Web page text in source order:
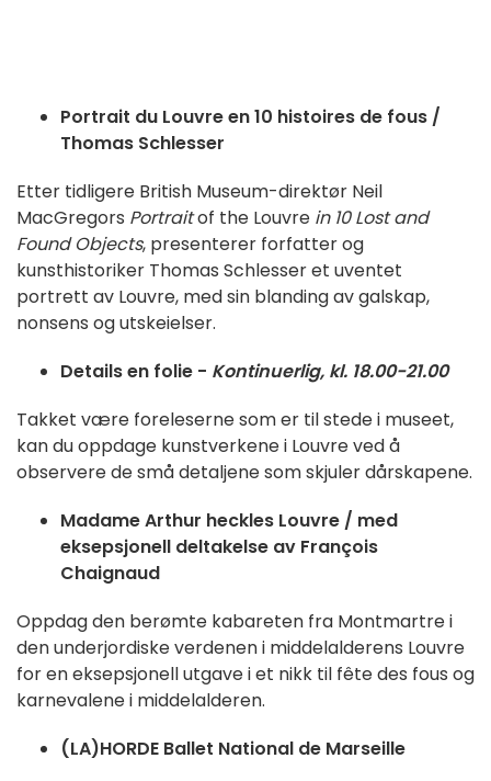
Portrait du Louvre en 10 histoires de fous /
Thomas Schlesser
Etter tidligere British Museum-direktør Neil
MacGregors Portraitof the Louvre in 10 Lost and
Found Objects, presenterer forfatter og
kunsthistoriker Thomas Schlesser et uventet
portrett av Louvre, med sin blanding av galskap,
nonsens og utskeielser.
Details en folie - Kontinuerlig, kl. 18.00-21.00
Takket være foreleserne som er til stede i museet,
kan du oppdage kunstverkene i Louvre ved å
observere de små detaljene som skjuler dårskapene.
Madame Arthur heckles Louvre / med
eksepsjonell deltakelse av François
Chaignaud
Oppdag den berømte kabareten fra Montmartre i
den underjordiske verdenen i middelalderens Louvre
for en eksepsjonell utgave i et nikk til fête des fous og
karnevalene i middelalderen.
(LA)HORDE Ballet National de Marseille